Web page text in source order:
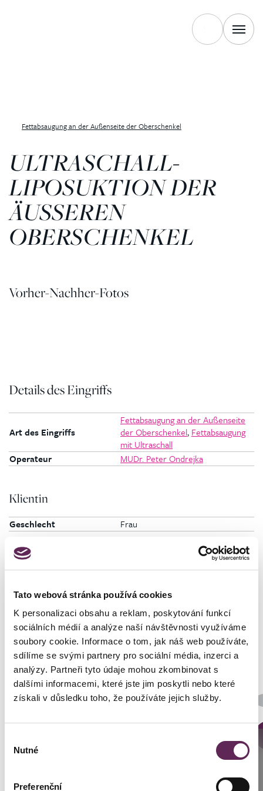
Tato webová stránka používá cookies
K personalizaci obsahu a reklam, poskytování funkcí
sociálních médií a analýze naší návštěvnosti využíváme
soubory cookie. Informace o tom, jak náš web používáte,
sdílíme se svými partnery pro sociální média, inzerci a
analýzy. Partneři tyto údaje mohou zkombinovat s
dalšími informacemi, které jste jim poskytli nebo které
získali v důsledku toho, že používáte jejich služby.
souhlasu
Nutné
Preferenční
Fettabsaugung an der Außenseite der Oberschenkel
ULTRASCHALL-
LIPOSUKTION DER
ÄUSSEREN O
BERSCHENKEL
Vorher-Nachher-Fotos
Details des Eingriffs
Art des Eingriffs
Fettabsaugung an der Außenseite
der Oberschenkel, Fettabsaugung
mit Ultraschall
Operateur
MUDr. Peter Ondrejka
Klientin
Geschlecht Frau
Fotos vorher und nachher
Der behandelnde Arzt
Prim. MUDr. Petr Pachman